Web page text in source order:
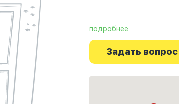
Ознакомьтесь с
г.Гессе на
путешествие
подробнее
Задать